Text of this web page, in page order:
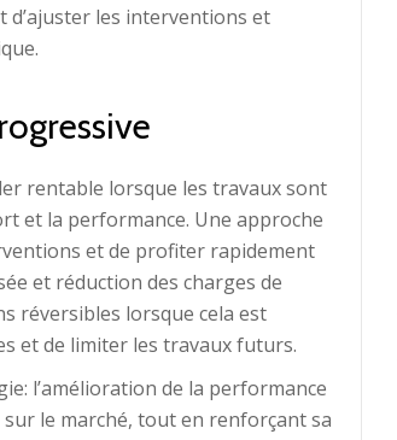
d’ajuster les interventions et
rentable lorsque les travaux sont
et la performance. Une approche
et de profiter rapidement
et réduction des charges de
réversibles lorsque cela est
et de limiter les travaux futurs.
l’amélioration de la performance
le marché, tout en renforçant sa